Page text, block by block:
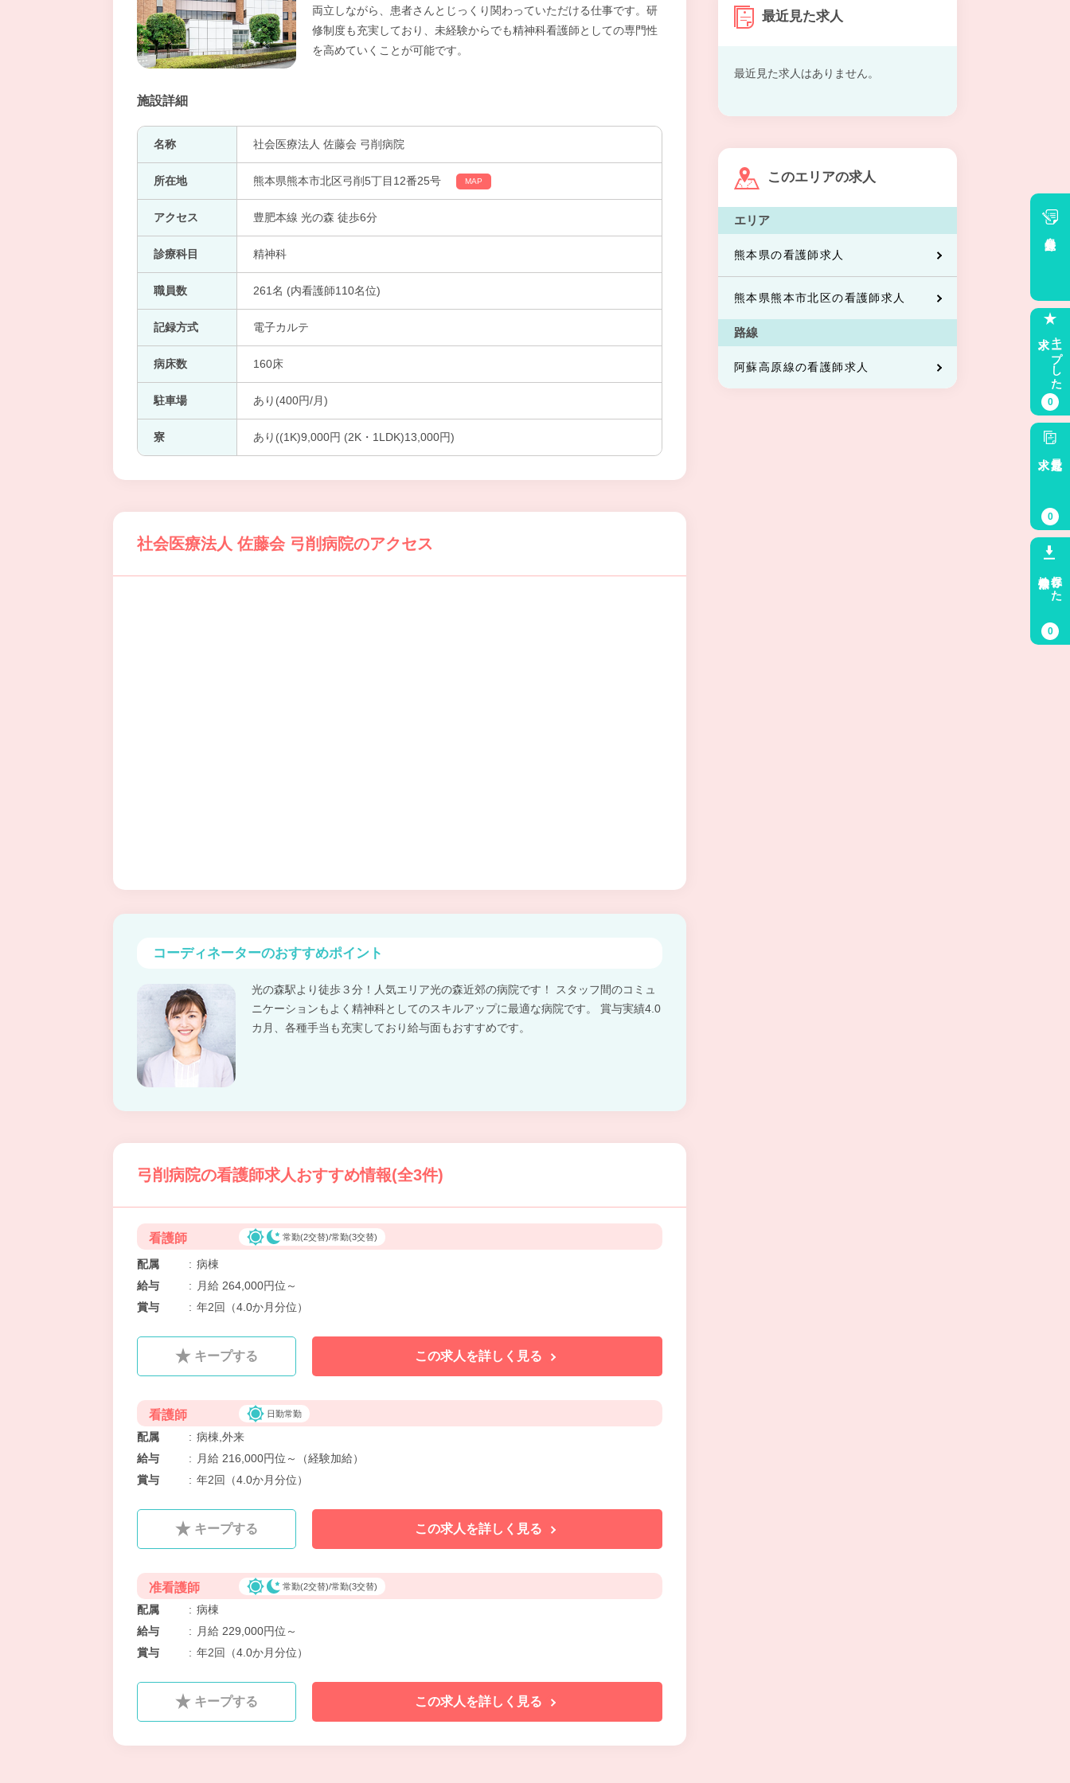
両立しながら、患者さんとじっくり関わっていただける仕事です。研
修制度も充実しており、未経験からでも精神科看護師としての専門性
を高めていくことが可能です。
施設詳細
名称 社会医療法人 佐藤会 弓削病院
所在地 熊本県熊本市北区弓削5丁目12番25号 MAP
アクセス 豊肥本線 光の森 徒歩6分
診療科目 精神科
職員数 261名 (内看護師110名位)
記録方式 電子カルテ
病床数 160床
駐車場 あり(400円/月)
寮 あり((1K)9,000円 (2K・1LDK)13,000円)
社会医療法人 佐藤会 弓削病院のアクセス
コーディネーターのおすすめポイント
光の森駅より徒歩３分！人気エリア光の森近郊の病院です！ スタッフ間のコミュ
ニケーションもよく精神科としてのスキルアップに最適な病院です。 賞与実績4.0
カ月、各種手当も充実しており給与面もおすすめです。
弓削病院の看護師求人おすすめ情報(全3件)
看護師 常勤(2交替)/常勤(3交替)
配属 : 病棟
給与
:
月給 264,000円位～
賞与
: 年2回（4.0か月分位）
キープする この求人を詳しく見る
看護師 日勤常勤
配属 : 病棟,外来
給与
:
月給 216,000円位～（経験加給）
賞与
: 年2回（4.0か月分位）
キープする この求人を詳しく見る
准看護師 常勤(2交替)/常勤(3交替)
配属 : 病棟
給与
:
月給 229,000円位～
賞与
: 年2回（4.0か月分位）
キープする この求人を詳しく見る
最近見た求人
最近見た求人はありません。
このエリアの求人
エリア
熊本県の看護師求人
熊本県熊本市北区の看護師求人
路線
阿蘇高原線の看護師求人 キープした
0
最近見た
0
保存した
0